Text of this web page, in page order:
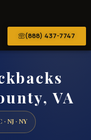
(888) 437-7747
VA
NJ · NY